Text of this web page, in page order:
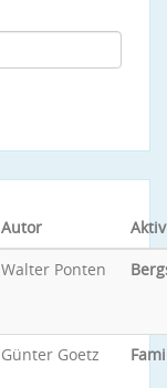
Autor
Walter Ponten
Günter Goetz